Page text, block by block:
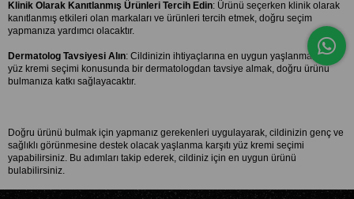
Klinik Olarak Kanıtlanmış Ürünleri Tercih Edin: Ürünü seçerken klinik olarak
kanıtlanmış etkileri olan markaları ve ürünleri tercih etmek, doğru seçim
yapmanıza yardımcı olacaktır.
Dermatolog Tavsiyesi Alın: Cildinizin ihtiyaçlarına en uygun yaşlanma karşıtı
yüz kremi seçimi konusunda bir dermatologdan tavsiye almak, doğru ürünü
bulmanıza katkı sağlayacaktır.
Doğru ürünü bulmak için yapmanız gerekenleri uygulayarak, cildinizin genç ve
sağlıklı görünmesine destek olacak yaşlanma karşıtı yüz kremi seçimi
yapabilirsiniz. Bu adımları takip ederek, cildiniz için en uygun ürünü
bulabilirsiniz.